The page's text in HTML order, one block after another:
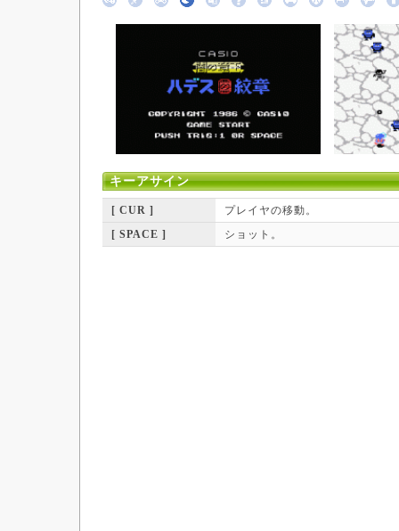
キーアサイン
[ CUR ]
プレイヤの移動。
[ SPACE ]
ショット。